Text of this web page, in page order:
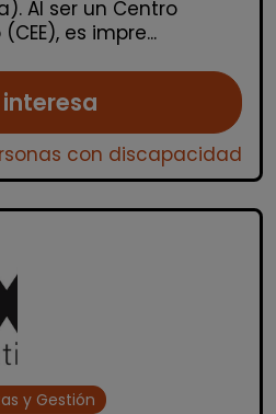
Al ser un Centro
es impre...
interesa
con discapacidad
y Gestión